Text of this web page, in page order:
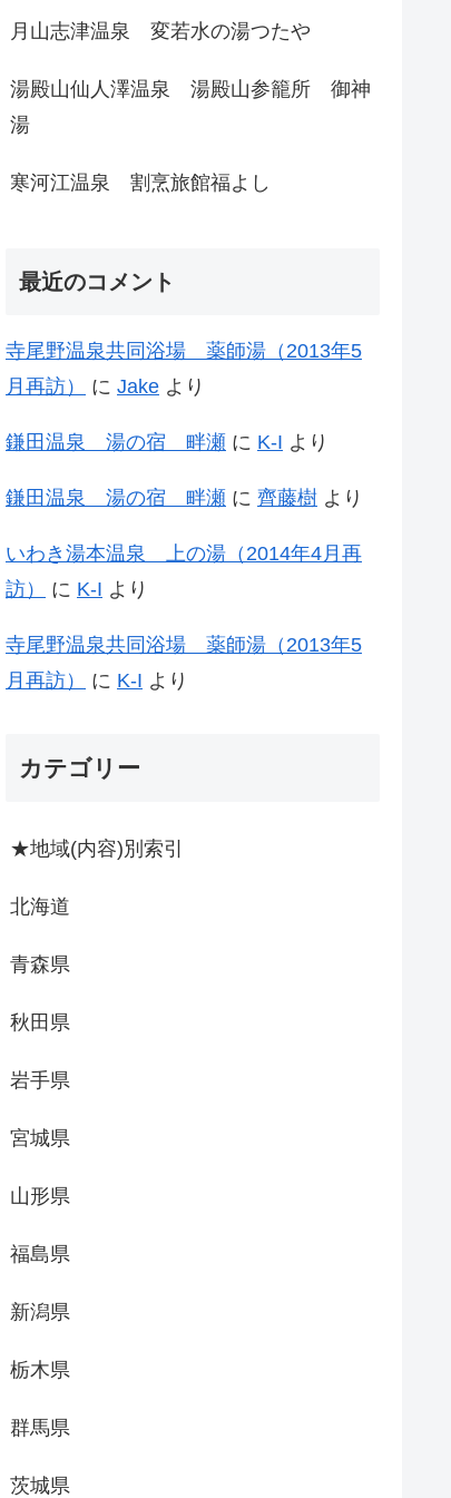
月山志津温泉 変若水の湯つたや
湯殿山仙人澤温泉 湯殿山参籠所 御神
湯
寒河江温泉 割烹旅館福よし
最近のコメント
寺尾野温泉共同浴場 薬師湯（2013年5
月再訪）
に Jake より
鎌田温泉 湯の宿 畔瀬 に K-I より
鎌田温泉 湯の宿 畔瀬 に 齊藤樹 より
いわき湯本温泉 上の湯（2014年4月再
訪）
に K-I より
寺尾野温泉共同浴場 薬師湯（2013年5
月再訪）
に K-I より
カテゴリー
★地域(内容)別索引
北海道
青森県
秋田県
岩手県
宮城県
山形県
福島県
新潟県
栃木県
群馬県
茨城県